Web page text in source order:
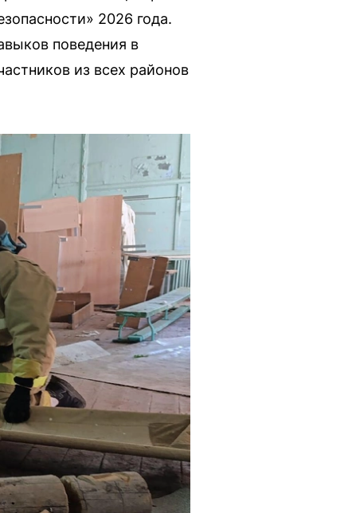
2026 года.
поведения в
из всех районов